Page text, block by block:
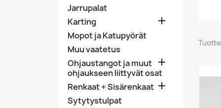
Jarrupalat
Karting

Mopot ja Katupyörät
Muu vaatetus
Ohjaustangot ja muut
ohjaukseen liittyvät osat

Renkaat + Sisärenkaat 
Sytytystulpat